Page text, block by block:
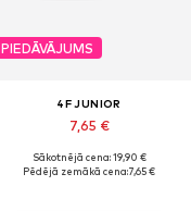
PIEDĀVĀJUMS
4F JUNIOR
7,65 €
Pieejamie izmēri: 152
Sākotnējā cena: 19,90 €
Pēdējā zemākā cena:7,65 €